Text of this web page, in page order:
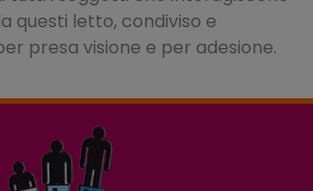
questi letto, condiviso e
presa visione e per adesione.